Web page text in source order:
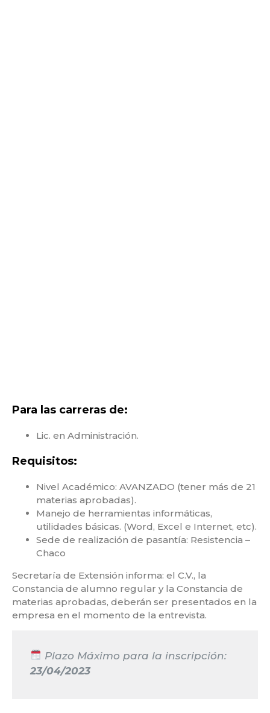
Para las carreras de:
Lic. en Administración.
Requisitos:
Nivel Académico: AVANZADO (tener más de 21
materias aprobadas).
Manejo de herramientas informáticas,
utilidades básicas. (Word, Excel e Internet, etc).
Sede de realización de pasantía: Resistencia –
Chaco
Secretaría de Extensión informa: el C.V., la
Constancia de alumno regular y la Constancia de
materias aprobadas, deberán ser presentados en la
empresa en el momento de la entrevista.
Plazo Máximo para la inscripción:
23/04/2023